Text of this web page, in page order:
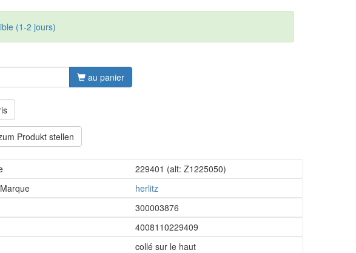
(1-2 jours)
au panier
Produkt stellen
229401 (alt: Z1225050)
herlitz
300003876
4008110229409
collé sur le haut